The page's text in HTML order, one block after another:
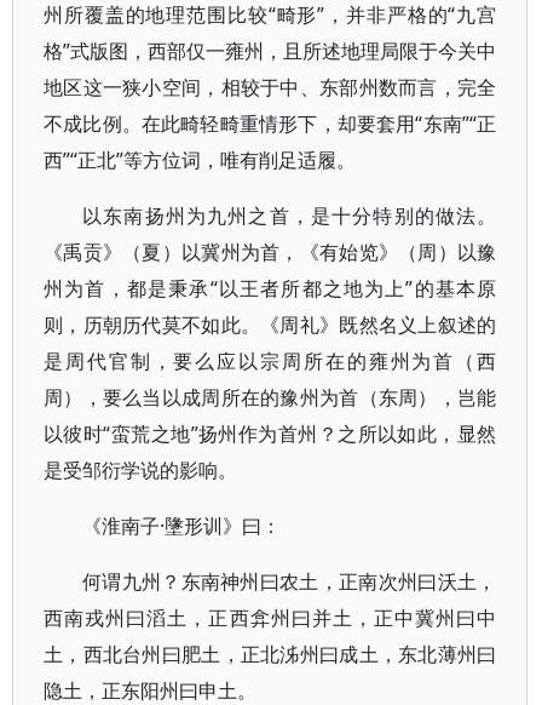
州所覆盖的地理范围比较“畸形”，并非严格的“九宫
格”式版图，西部仅一雍州，且所述地理局限于今关中
地区这一狭小空间，相较于中、东部州数而言，完全
不成比例。在此畸轻畸重情形下，却要套用“东南”“正
西”“正北”等方位词，唯有削足适履。
以东南扬州为九州之首，是十分特别的做法。
《禹贡》（夏）以冀州为首，《有始览》（周）以豫
州为首，都是秉承“以王者所都之地为上”的基本原
则，历朝历代莫不如此。《周礼》既然名义上叙述的
是周代官制，要么应以宗周所在的雍州为首（西
周），要么当以成周所在的豫州为首（东周），岂能
以彼时“蛮荒之地”扬州作为首州？之所以如此，显然
是受邹衍学说的影响。
《淮南子·墬形训》曰：
何谓九州？东南神州曰农土，正南次州曰沃土，
西南戎州曰滔土，正西弇州曰并土，正中冀州曰中
土，西北台州曰肥土，正北泲州曰成土，东北薄州曰
隐土，正东阳州曰申土。